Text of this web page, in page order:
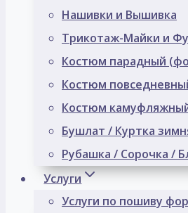
Нашивки и Вышивка
Трикотаж-Майки и
Костюм парадный
Костюм
Костюм
Бушлат / Куртка
Рубашка / Сорочка /
Услуги
Услуги по пошиву